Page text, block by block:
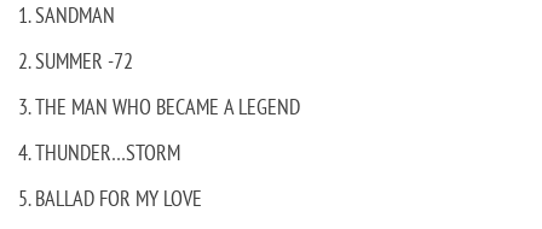
1. SANDMAN
2. SUMMER -72
3. THE MAN WHO BECAME A LEGEND
4. THUNDER…STORM
5. BALLAD FOR MY LOVE